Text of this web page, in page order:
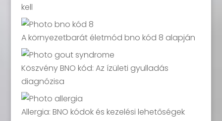
kell
A környezetbarát életmód bno kód 8 alapján
Köszvény BNO kód: Az ízületi gyulladás
diagnózisa
Allergia: BNO kódok és kezelési lehetőségek